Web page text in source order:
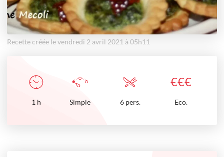
Recette créée le vendredi 2 avril 2021 à 05h11
€€€
1 h Simple 6 pers. Eco.